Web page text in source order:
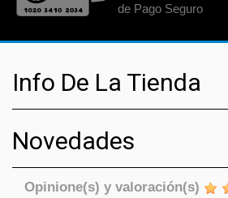
de Pago Seguro
Info De La Tienda
Novedades
Opinione(s) y valoración(s)